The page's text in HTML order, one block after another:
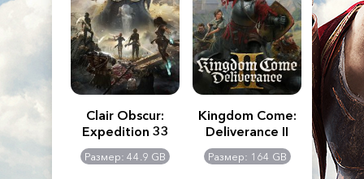
Creed
Clair Obscur:
Expedition 33
Размер: 44.9 GB
Kingdom Come:
Deliverance II
Размер: 164 GB
The